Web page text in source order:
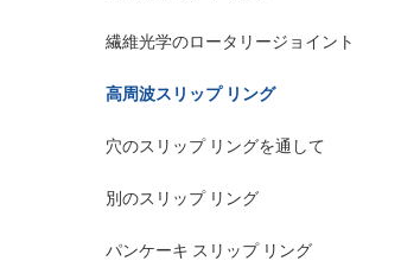
繊維光学のロータリージョイント
高周波スリップ リング
穴のスリップ リングを通して
別のスリップ リング
パンケーキ スリップ リング